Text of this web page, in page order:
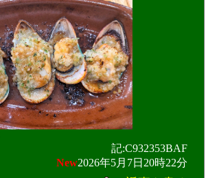
記:C932353BAF
New2026年5月7日20時22分